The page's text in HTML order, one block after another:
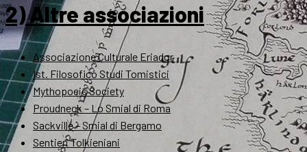
2) Altre associazioni
Associazione Culturale Eriador
Ist. Filosofico Studi Tomistici
Mythopoeic Society
Proudneck – Lo Smial di Roma
Sackville – Smial di Bergamo
Sentieri Tolkieniani